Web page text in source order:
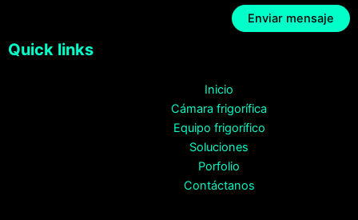
Quick links
Inicio
Cámara frigorífica
Equipo frigorífico
Soluciones
Porfolio
Contáctanos